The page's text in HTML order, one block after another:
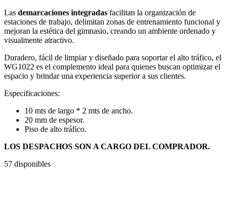
Las demarcaciones integradas facilitan la organización de
estaciones de trabajo, delimitan zonas de entrenamiento funcional y
mejoran la estética del gimnasio, creando un ambiente ordenado y
visualmente atractivo.
Duradero, fácil de limpiar y diseñado para soportar el alto tráfico, el
WG1022 es el complemento ideal para quienes buscan optimizar el
espacio y brindar una experiencia superior a sus clientes.
Especificaciones:
10 mts de largo * 2 mts de ancho.
20 mm de espesor.
Piso de alto tráfico.
LOS DESPACHOS SON A CARGO DEL COMPRADOR.
57 disponibles